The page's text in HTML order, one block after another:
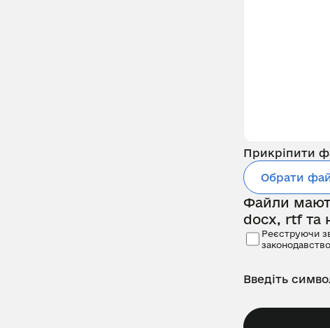
Прикріпити
Обрати
Файли
docx, rtf та
Реєструючи
Введіть